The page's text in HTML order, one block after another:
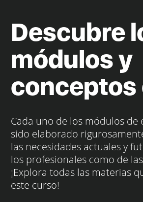
Descubre
módulos y
conceptos
Cada uno de los módulos de
sido elaborado
las necesidades actuales y
los profesionales como de
¡Explora todas las materias
este curso!